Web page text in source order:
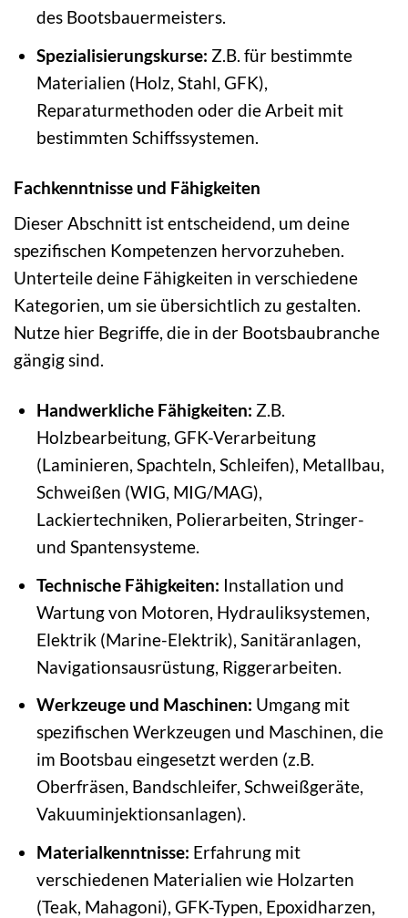
des Bootsbauermeisters.
Spezialisierungskurse: Z.B. für bestimmte
Materialien (Holz, Stahl, GFK),
Reparaturmethoden oder die Arbeit mit
bestimmten Schiffssystemen.
Fachkenntnisse und Fähigkeiten
Dieser Abschnitt ist entscheidend, um deine
spezifischen Kompetenzen hervorzuheben.
Unterteile deine Fähigkeiten in verschiedene
Kategorien, um sie übersichtlich zu gestalten.
Nutze hier Begriffe, die in der Bootsbaubranche
gängig sind.
Handwerkliche Fähigkeiten: Z.B.
Holzbearbeitung, GFK-Verarbeitung
(Laminieren, Spachteln, Schleifen), Metallbau,
Schweißen (WIG, MIG/MAG),
Lackiertechniken, Polierarbeiten, Stringer-
und Spantensysteme.
Technische Fähigkeiten: Installation und
Wartung von Motoren, Hydrauliksystemen,
Elektrik (Marine-Elektrik), Sanitäranlagen,
Navigationsausrüstung, Riggerarbeiten.
Werkzeuge und Maschinen: Umgang mit
spezifischen Werkzeugen und Maschinen, die
im Bootsbau eingesetzt werden (z.B.
Oberfräsen, Bandschleifer, Schweißgeräte,
Vakuuminjektionsanlagen).
Materialkenntnisse: Erfahrung mit
verschiedenen Materialien wie Holzarten
(Teak, Mahagoni), GFK-Typen, Epoxidharzen,